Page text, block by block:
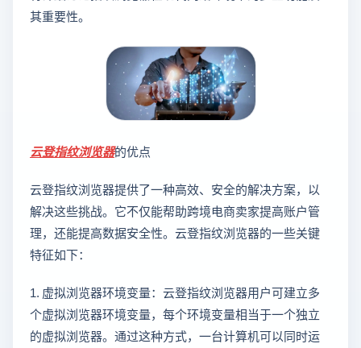
其重要性。
云登指纹浏览器的优点
云登指纹浏览器提供了一种高效、安全的解决方案，以
解决这些挑战。它不仅能帮助跨境电商卖家提高账户管
理，还能提高数据安全性。云登指纹浏览器的一些关键
特征如下：
1. 虚拟浏览器环境变量：云登指纹浏览器用户可建立多
个虚拟浏览器环境变量，每个环境变量相当于一个独立
的虚拟浏览器。通过这种方式，一台计算机可以同时运